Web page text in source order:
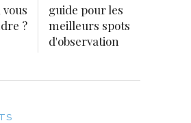
vous
?
guide pour les
meilleurs spots
d'observation